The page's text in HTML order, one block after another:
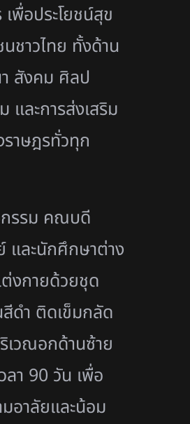
พื่อประโยชน์สุข
ชาวไทย ทั้งด้าน
สังคม ศิลป
และการส่งเสริม
าษฎรทั่วทุก
กรรม คณบดี
และนักศึกษาต่าง
งกายด้วยชุด
ดำ ติดเข็มกลัด
เวณอกด้านซ้าย
วลา 90 วัน เพื่อ
อาลัยและน้อม